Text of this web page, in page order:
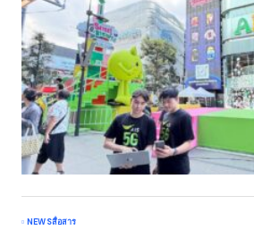
NEWSสื่อสาร